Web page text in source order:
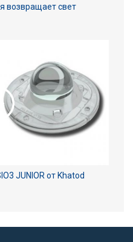
возвращает свет
JUNIOR от Khatod